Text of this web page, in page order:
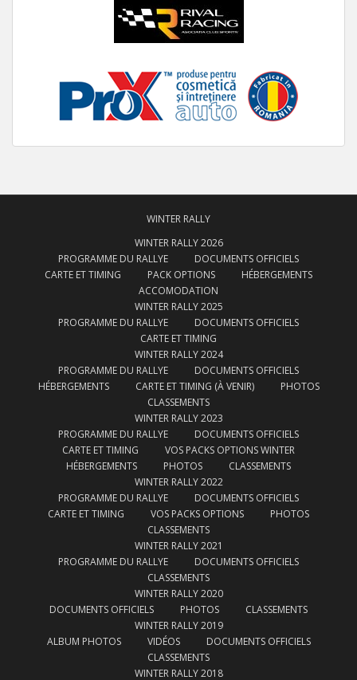
WINTER RALLY
WINTER RALLY 2026
PROGRAMME DU RALLYE
DOCUMENTS OFFICIELS
CARTE ET TIMING
PACK OPTIONS
HÉBERGEMENTS
ACCOMODATION
WINTER RALLY 2025
PROGRAMME DU RALLYE
DOCUMENTS OFFICIELS
CARTE ET TIMING
WINTER RALLY 2024
PROGRAMME DU RALLYE
DOCUMENTS OFFICIELS
HÉBERGEMENTS
CARTE ET TIMING (À VENIR)
PHOTOS
CLASSEMENTS
WINTER RALLY 2023
PROGRAMME DU RALLYE
DOCUMENTS OFFICIELS
CARTE ET TIMING
VOS PACKS OPTIONS WINTER
HÉBERGEMENTS
PHOTOS
CLASSEMENTS
WINTER RALLY 2022
PROGRAMME DU RALLYE
DOCUMENTS OFFICIELS
CARTE ET TIMING
VOS PACKS OPTIONS
PHOTOS
CLASSEMENTS
WINTER RALLY 2021
PROGRAMME DU RALLYE
DOCUMENTS OFFICIELS
CLASSEMENTS
WINTER RALLY 2020
DOCUMENTS OFFICIELS
PHOTOS
CLASSEMENTS
WINTER RALLY 2019
ALBUM PHOTOS
VIDÉOS
DOCUMENTS OFFICIELS
CLASSEMENTS
WINTER RALLY 2018